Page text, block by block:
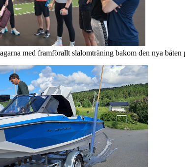
med framförallt slalomträning bakom den nya båten